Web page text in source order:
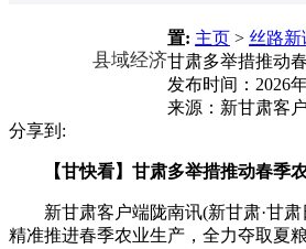
县域经济
置: 主页 > 丝路新
甘肃多举措推动
发布时间： 2026
来源： 新甘肃客
分享到:
【甘快看】甘肃多举措推动春季
新甘肃客户端陇南讯(新甘肃·甘肃
精准推进春季农业生产，全力夺取夏粮